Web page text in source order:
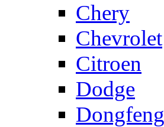
Chery
Chevrolet
Citroen
Dodge
Dongfeng